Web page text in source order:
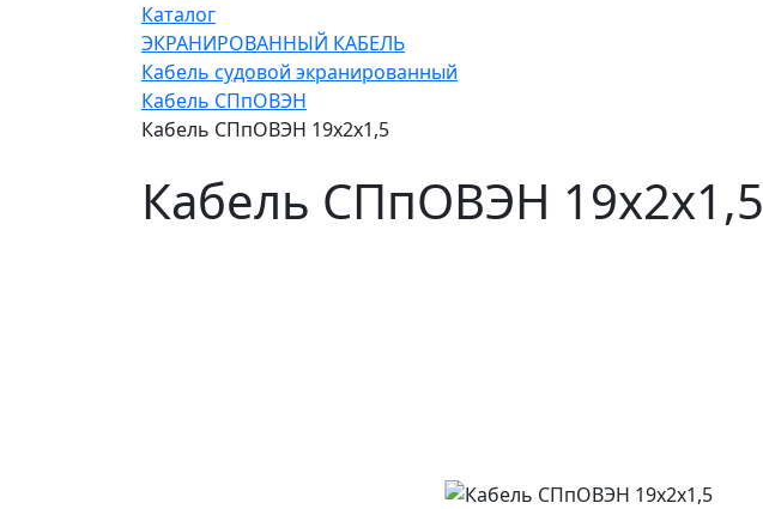
Каталог
ЭКРАНИРОВАННЫЙ КАБЕЛЬ
Кабель судовой экранированный
Кабель СПпОВЭН
Кабель СПпОВЭН 19х2х1,5
Кабель СПпОВЭН 19х2х1,5